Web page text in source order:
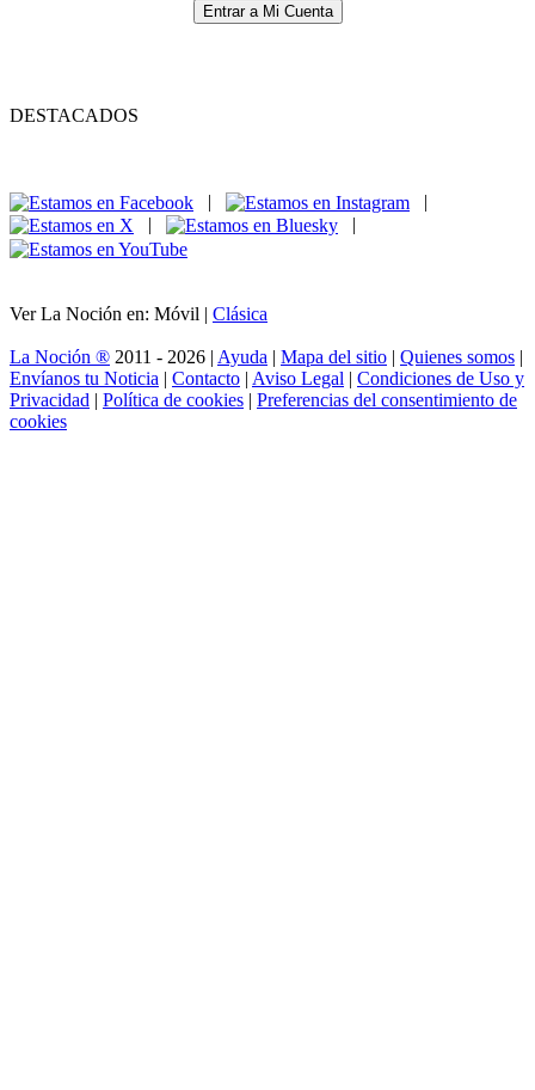
Entrar a Mi Cuenta
DESTACADOS
|
|
|
|
Ver La Noción en: Móvil | Clásica
La Noción ® 2011 - 2026 | Ayuda | Mapa del sitio | Quienes somos |
Envíanos tu Noticia | Contacto | Aviso Legal | Condiciones de Uso y
Privacidad | Política de cookies | Preferencias del consentimiento de
cookies